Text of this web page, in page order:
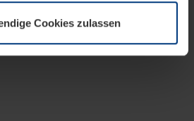
unserer Website ändern oder
Cookies zulassen